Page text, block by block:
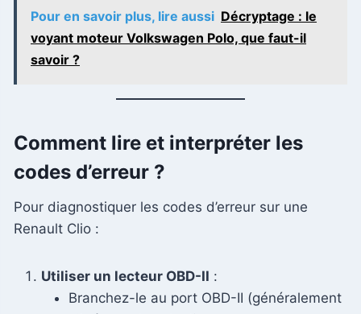
Pour en savoir plus, lire aussi Décryptage : le
voyant moteur Volkswagen Polo, que faut-il
savoir ?
Comment lire et interpréter les
codes d’erreur ?
Pour diagnostiquer les codes d’erreur sur une
Renault Clio :
Utiliser un lecteur OBD-II :
Branchez-le au port OBD-II (généralement